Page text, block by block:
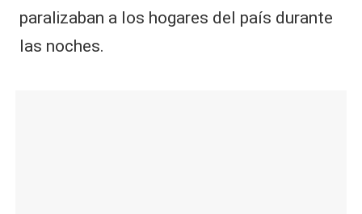
paralizaban a los hogares del país durante
las noches.